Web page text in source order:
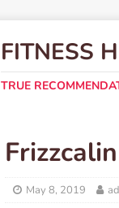
FITNESS
TRUE
May 8, 2019